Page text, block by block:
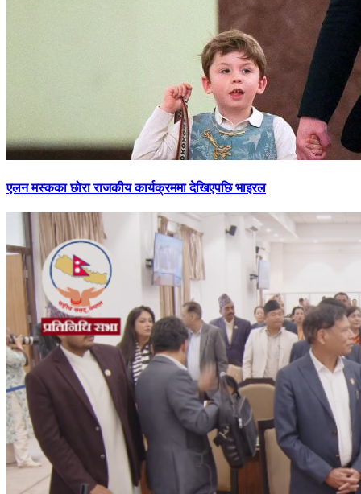
एलन मस्कका छोरा राजकीय कार्यक्रममा देखिएपछि भाइरल